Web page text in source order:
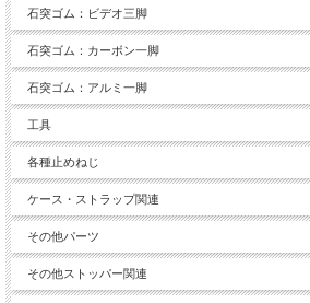
石突ゴム：ビデオ三脚
石突ゴム：カーボン一脚
石突ゴム：アルミ一脚
工具
各種止めねじ
ケース・ストラップ関連
その他パーツ
その他ストッパー関連